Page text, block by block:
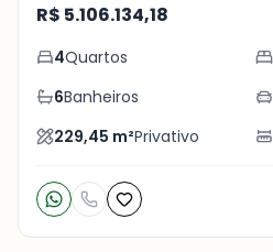
R$ 5.106.134,18
4Quartos
6Banheiros
229,45 m²Privativo